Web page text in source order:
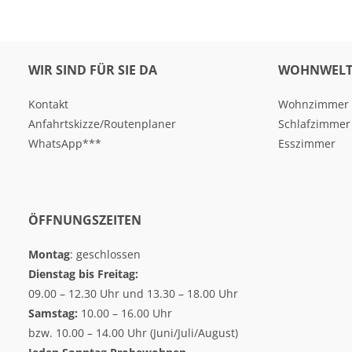
WIR SIND FÜR SIE DA
Kontakt
Anfahrtskizze/Routenplaner
WhatsApp***
Wohnzimmer
Schlafzimmer
Esszimmer
ÖFFNUNGSZEITEN
Montag: geschlossen
Dienstag bis Freitag:
09.00 – 12.30 Uhr und 13.30 – 18.00 Uhr
Samstag: 10.00 – 16.00 Uhr
bzw. 10.00 – 14.00 Uhr (Juni/Juli/August)